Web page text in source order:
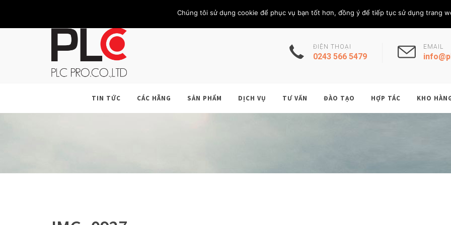
KHÁCH HÀNG LIÊN HỆ THÀNH VIÊN Thứ Bảy, 8/8/
ĐIỆN THOẠI
0243 566 5479
EMAIL
TIN TỨC CÁC HÃNG SẢN PHẨM DỊCH VỤ TƯ VẤN ĐÀO TẠO HỢP TÁC KHO
Chúng tôi sử dụng cookie để phục vụ bạn tốt hơn, đồng ý để tiếp tục sử dụng trang